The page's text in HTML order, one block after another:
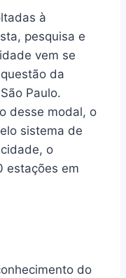
à
pesquisa e
vem se
da
Paulo.
desse modal, o
sistema de
o
estações em
do